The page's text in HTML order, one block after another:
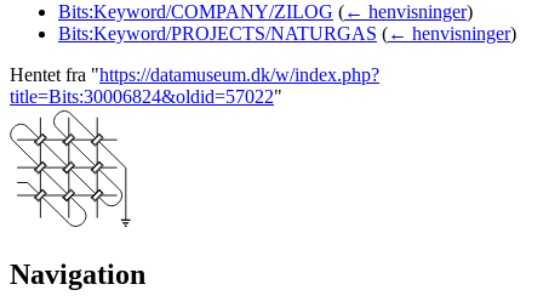
Bits:Keyword/COMPANY/ZILOG (← henvisninger)
Bits:Keyword/PROJECTS/NATURGAS (← henvisninger)
Hentet fra "https://datamuseum.dk/w/index.php?
title=Bits:30006824&oldid=57022"
Navigation